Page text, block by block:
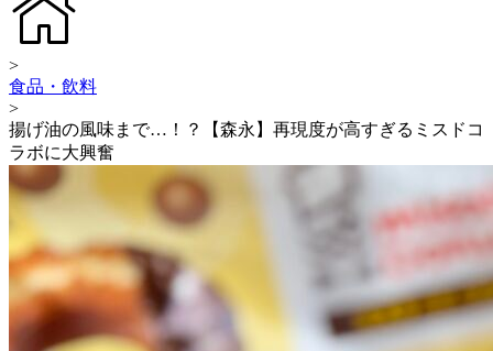
>
食品・飲料
>
揚げ油の風味まで…！？【森永】再現度が高すぎるミスドコ
ラボに大興奮